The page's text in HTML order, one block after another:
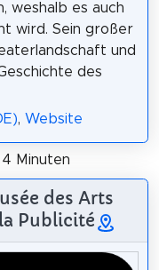
weshalb es auch
wird. Sein großer
und
des
, Website
Minuten
des Arts
Publicité